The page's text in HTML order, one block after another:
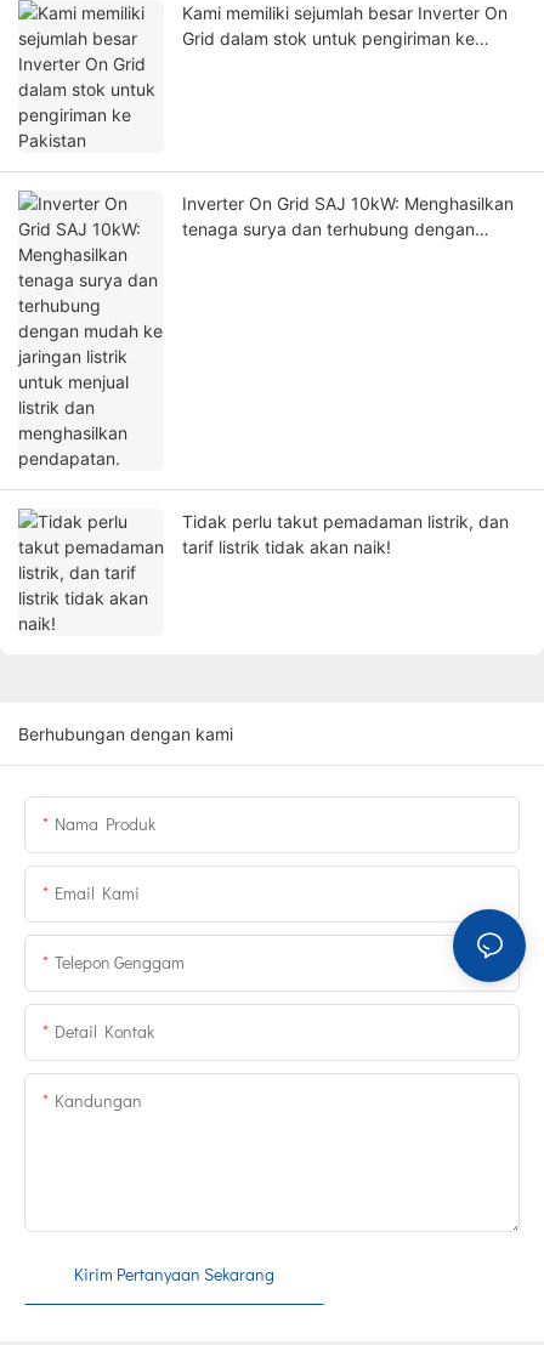
Kami memiliki sejumlah besar Inverter On
Grid dalam stok untuk pengiriman ke
Inverter On Grid SAJ 10kW: Menghasilkan
tenaga surya dan terhubung dengan
Tidak perlu takut pemadaman listrik, dan
tarif listrik tidak akan naik!
Berhubungan dengan kami
Nama Produk
Email Kami
Telepon Genggam
Detail Kontak
Kandungan
Kirim Pertanyaan Sekarang